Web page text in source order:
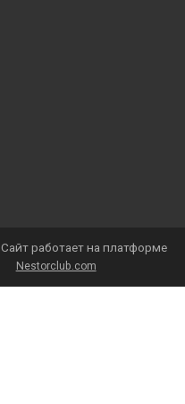
Сайт работает на платформе
Nestorclub.com